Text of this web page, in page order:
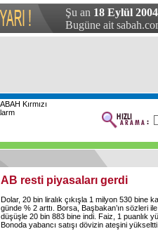
Şu an 18 Eylül
Bugüne ait
AB resti piyasaları gerdi
Dolar, 20 bin liralık çıkışla 1 milyon 530 bine
günde % 2 arttı. Borsa, Başbakan’ın sözleri
düşüşle 20 bin 883 bine indi. Faiz, 1 puanlık
Bonoda yabancı satışı dövizin ateşini